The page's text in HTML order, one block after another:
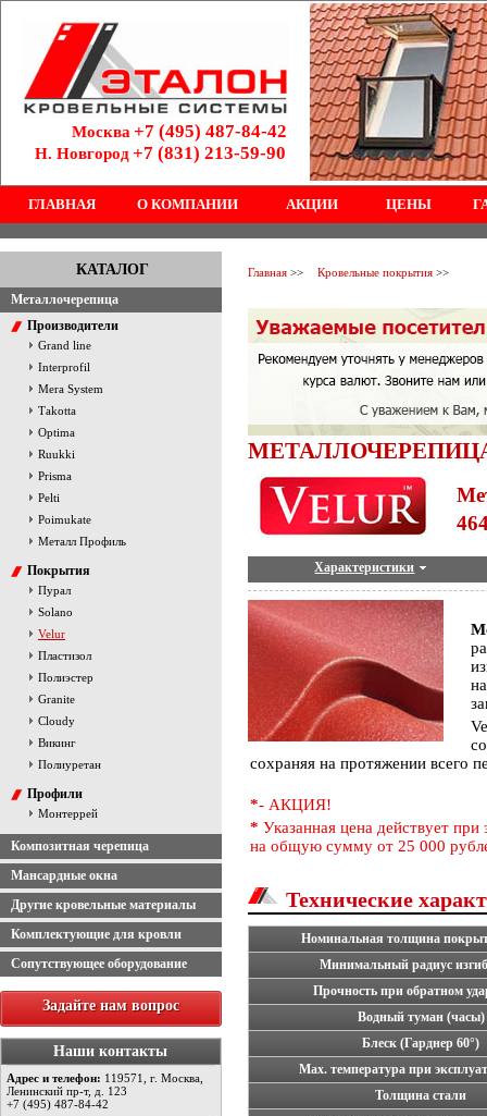
Москва +7 (495) 487-84-42
Н. Новгород+7 (831) 213-59-90
ГЛАВНАЯ О КОМПАНИИ АКЦИИ ЦЕНЫ
КАТАЛОГ
Металлочерепица
Производители
Grand line
Interprofil
Mera System
Тakotta
Optima
Ruukki
Prisma
Pelti
Poimukate
Металл Профиль
Покрытия
Пурал
Solano
Velur
Пластизол
Полиэстер
Granite
Cloudy
Викинг
Полиуретан
Профили
Монтеррей
Композитная черепица
Мансардные окна
Другие кровельные материалы
Комплектующие для кровли
Сопутствующее оборудование
Задайте нам вопрос
Наши контакты
Адрес и телефон: 119571, г. Москва,
Ленинский пр-т, д. 123
+7 (495) 487-84-42
Главная >> Кровельные покрытия >>
Характеристики
сохраняя на протяжении всего
*- АКЦИЯ!
* Указанная цена действует
на общую сумму от 25 000
Технические
Номинальная толщина
Минимальный радиус
Прочность при обратном
Водный туман (часы)
Блеск (Гарднер 60°)
Мах. температура при
Толщина стали